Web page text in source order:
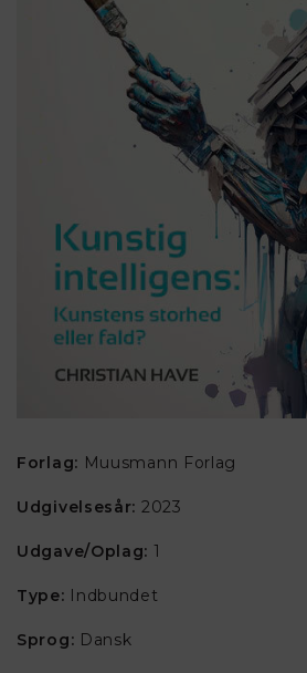
Forlag: Muusmann Forlag
Udgivelsesår: 2023
Udgave/Oplag: 1
Type: Indbundet
Sprog: Dansk